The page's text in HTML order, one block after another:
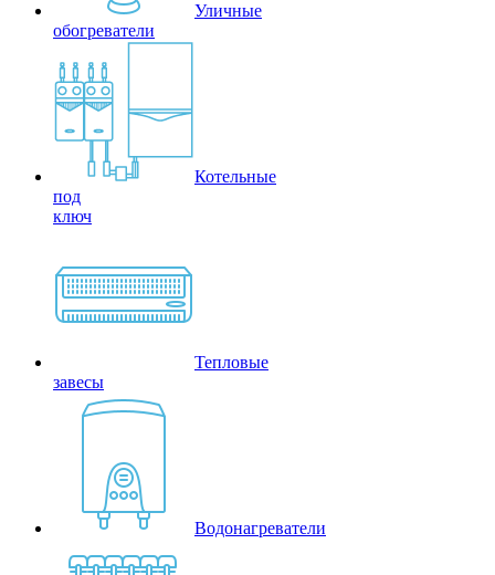
Уличные
обогреватели
Котельные
под
ключ
Тепловые
завесы
Водонагреватели